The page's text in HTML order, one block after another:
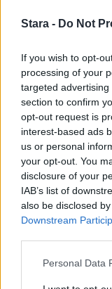
Stara - Do Not
If you wish to opt-
processing of your
targeted
section to confirm
opt-out request is
interest-based ads
us or personal
your opt-out. You
disclosure of your
IAB’s list of
also be disclosed
Downstream
Personal Data